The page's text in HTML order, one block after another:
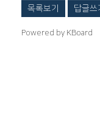
목록보기 답글쓰
Powered by KBoard